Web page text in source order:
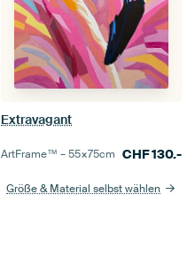
Extravagant
ArtFrame™ –55×75cm CHF130.-
Größe & Material selbst wählen